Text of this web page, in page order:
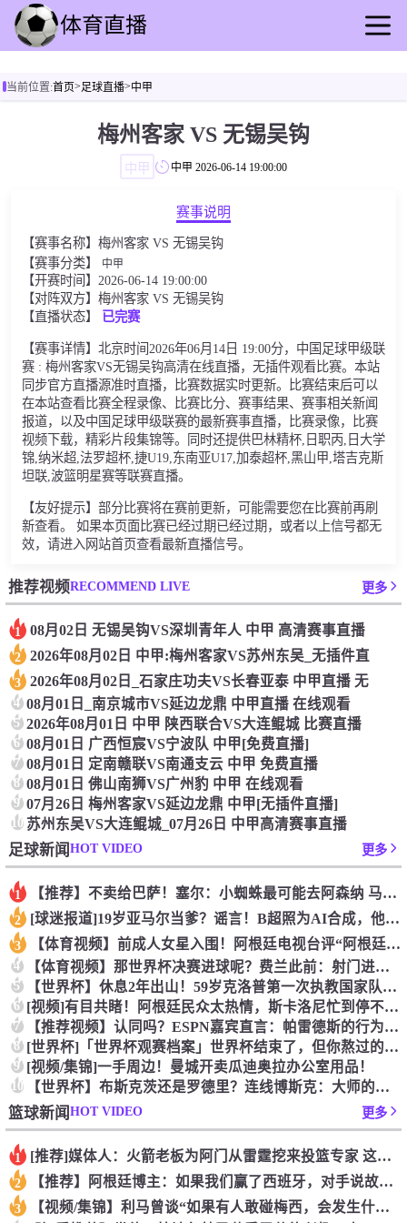
足球直播
其他转播
当前位置:首页>足球直播>中甲
梅州客家 VS 无锡吴钩
中甲 中甲 2026-06-14 19:00:00
赛事说明
【赛事名称】梅州客家 VS 无锡吴钩
【赛事分类】
中甲
【开赛时间】2026-06-14 19:00:00
【对阵双方】梅州客家 VS 无锡吴钩
【直播状态】
已完赛
【赛事详情】北京时间2026年06月14日 19:00分，中国足球甲级联
赛 : 梅州客家VS无锡吴钩高清在线直播，无插件观看比赛。本站
同步官方直播源准时直播，比赛数据实时更新。比赛结束后可以
在本站查看比赛全程录像、比赛比分、赛事结果、赛事相关新闻
报道，以及中国足球甲级联赛的最新赛事直播，比赛录像，比赛
视频下载，精彩片段集锦等。同时还提供巴林精杯,日职丙,日大学
锦,纳米超,法罗超杯,捷U19,东南亚U17,加泰超杯,黑山甲,塔吉克斯
坦联,波篮明星赛等联赛直播。
【友好提示】部分比赛将在赛前更新，可能需要您在比赛前再刷
新查看。 如果本页面比赛已经过期已经过期，或者以上信号都无
效，请进入网站首页查看最新直播信号。
推荐视频RECOMMEND LIVE 更多
1 08月02日 无锡吴钩VS深圳青年人 中甲 高清赛事直播
2 2026年08月02日 中甲:梅州客家VS苏州东吴_无插件直
3 2026年08月02日_石家庄功夫VS长春亚泰 中甲直播 无
4 08月01日_南京城市VS延边龙鼎 中甲直播 在线观看
5 2026年08月01日 中甲 陕西联合VS大连鲲城 比赛直播
6 08月01日 广西恒宸VS宁波队 中甲[免费直播]
7 08月01日 定南赣联VS南通支云 中甲 免费直播
8 08月01日 佛山南狮VS广州豹 中甲 在线观看
9 07月26日 梅州客家VS延边龙鼎 中甲[无插件直播]
10 苏州东吴VS大连鲲城_07月26日 中甲高清赛事直播
足球新闻HOT VIDEO 更多
1 【推荐】不卖给巴萨！塞尔：小蜘蛛最可能去阿森纳 马竞能得到约
2 [球迷报道]19岁亚马尔当爹？谣言！B超照为AI合成，他和女
3 【体育视频】前成人女星入围！阿根廷电视台评“阿根廷恐惧症”十
4 【体育视频】那世界杯决赛进球呢？费兰此前：射门进球就跟做那事
5 【世界杯】休息2年出山！59岁克洛普第一次执教国家队，将战欧
6 [视频]有目共睹！阿根廷民众太热情，斯卡洛尼忙到停不下来！
7 【推荐视频】认同吗？ESPN嘉宾直言：帕雷德斯的行为无法容忍
8 [世界杯]「世界杯观赛档案」世界杯结束了，但你熬过的每一个夜
9 [视频/集锦]一手周边！曼城开卖瓜迪奥拉办公室用品！
10 【世界杯】布斯克茨还是罗德里？连线博斯克：大师的选择会是谁？
篮球新闻HOT VIDEO 更多
1 [推荐]媒体人：火箭老板为阿门从雷霆挖来投篮专家 这次真是慷
2 【推荐】阿根廷博主：如果我们赢了西班牙，对手说故意放水，我们
3 【视频/集锦】利马曾谈“如果有人敢碰梅西，会发生什么”：这种